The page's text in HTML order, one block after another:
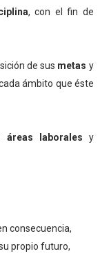
, con el fin de
de sus metas y
ámbito que éste
áreas laborales y
consecuencia,
propio futuro,